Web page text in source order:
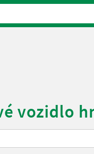
vozidlo